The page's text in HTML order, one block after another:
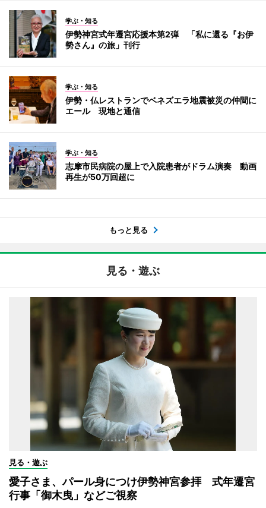
学ぶ・知る
伊勢神宮式年遷宮応援本第2弾 「私に還る『お伊
勢さん』の旅」刊行
学ぶ・知る
伊勢・仏レストランでベネズエラ地震被災の仲間に
エール 現地と通信
学ぶ・知る
志摩市民病院の屋上で入院患者がドラム演奏 動画
再生が50万回超に
もっと見る
見る・遊ぶ
見る・遊ぶ
愛子さま、パール身につけ伊勢神宮参拝 式年遷宮
行事「御木曳」などご視察